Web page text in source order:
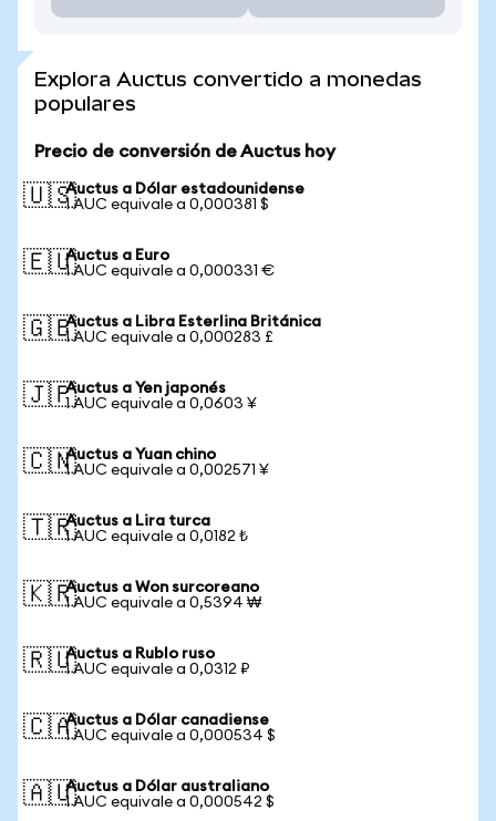
Explora Auctus convertido a monedas
populares
Precio de conversión de Auctus hoy
🇺🇸Auctus a Dólar estadounidense
1 AUC equivale a 0,000381 $
🇪🇺Auctus a Euro
1 AUC equivale a 0,000331 €
🇬🇧Auctus a Libra Esterlina Británica
1 AUC equivale a 0,000283 £
🇯🇵Auctus a Yen japonés
1 AUC equivale a 0,0603 ¥
🇨🇳Auctus a Yuan chino
1 AUC equivale a 0,002571 ¥
🇹🇷Auctus a Lira turca
1 AUC equivale a 0,0182 ₺
🇰🇷Auctus a Won surcoreano
1 AUC equivale a 0,5394 ₩
🇷🇺Auctus a Rublo ruso
1 AUC equivale a 0,0312 ₽
🇨🇦Auctus a Dólar canadiense
1 AUC equivale a 0,000534 $
🇦🇺Auctus a Dólar australiano
1 AUC equivale a 0,000542 $